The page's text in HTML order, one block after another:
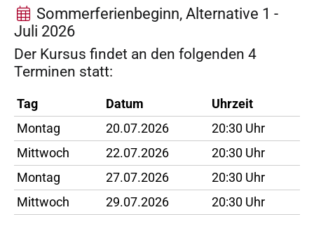
Sommerferienbeginn, Alternative 1 -
Juli 2026
Der Kursus findet an den folgenden 4
Terminen statt:
Tag Datum
Uhrzeit
Montag
20.07.2026
20:30 Uhr
Mittwoch
22.07.2026
20:30 Uhr
Montag
27.07.2026
20:30 Uhr
Mittwoch
29.07.2026 20:30 Uhr